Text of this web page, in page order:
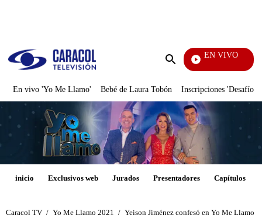
Enviar
EN VIVO
También Caerás
En vivo 'Yo Me Llamo' Bebé de Laura Tobón Inscripciones 'Desafío'
inicio Exclusivos web Jurados Presentadores Capítulos
Caracol TV / Yo Me Llamo 2021 / Yeison Jiménez confesó en Yo Me Llamo